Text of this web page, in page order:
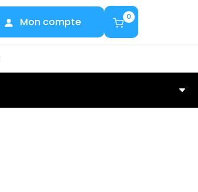
Mon compte 0